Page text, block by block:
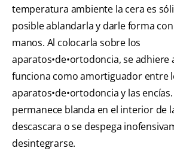
temperatura ambiente la cera es
posible ablandarla y darle forma
manos. Al colocarla sobre los
aparatos•de•ortodoncia, se adhiere
funciona como amortiguador entre
aparatos•de•ortodoncia y las
permanece blanda en el interior de
descascara o se despega
desintegrarse.